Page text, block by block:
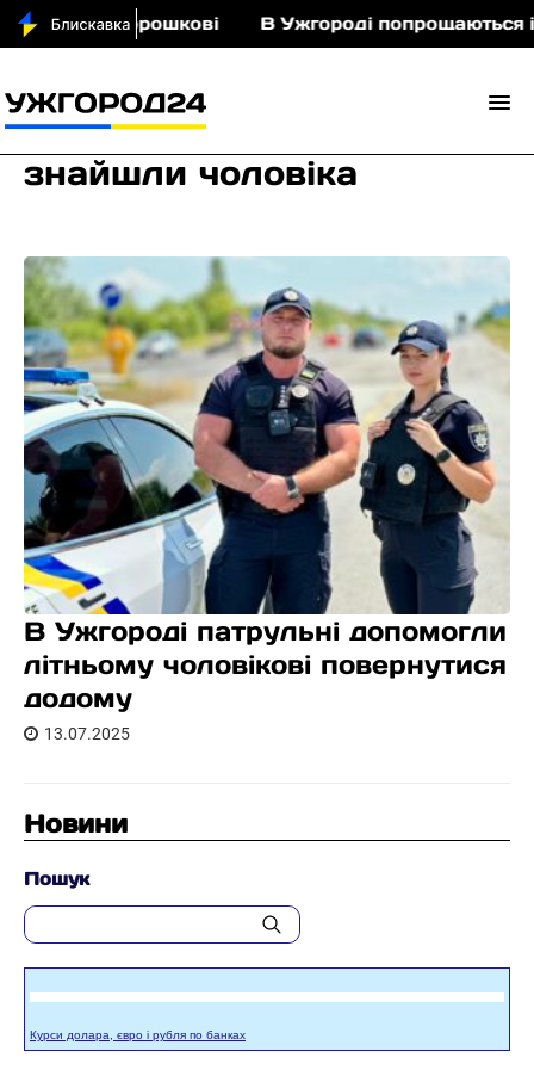
у Порошкові В Ужгороді попрощаються із
знайшли чоловіка
В Ужгороді патрульні допомогли
літньому чоловікові повернутися
додому
13.07.2025
Новини
Пошук
Курси долара, євро і рубля по банках